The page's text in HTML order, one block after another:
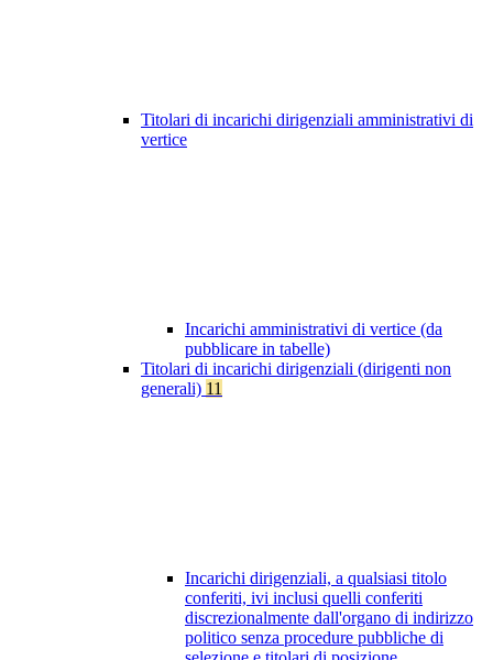
Titolari di incarichi dirigenziali amministrativi di
vertice
Incarichi amministrativi di vertice (da
pubblicare in tabelle)
Titolari di incarichi dirigenziali (dirigenti non
generali) 11
Incarichi dirigenziali, a qualsiasi titolo
conferiti, ivi inclusi quelli conferiti
discrezionalmente dall'organo di indirizzo
politico senza procedure pubbliche di